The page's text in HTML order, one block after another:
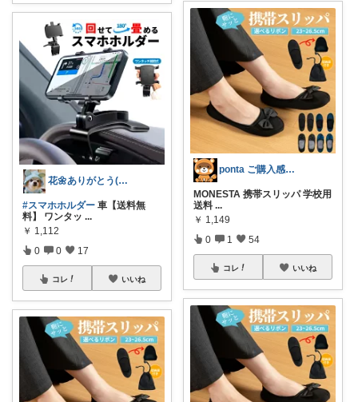
花🌼ありがとう(*･ω･)*_ _)ﾍ
#スマホホルダー 車【送料無
料】 ワンタッ ...
￥ 1,112
0 0 17
コレ いいね
ponta ご購入感謝ですm(_ _)m
MONESTA 携帯スリッパ 学校用
送料 ...
￥ 1,149
0 1 54
コレ いいね